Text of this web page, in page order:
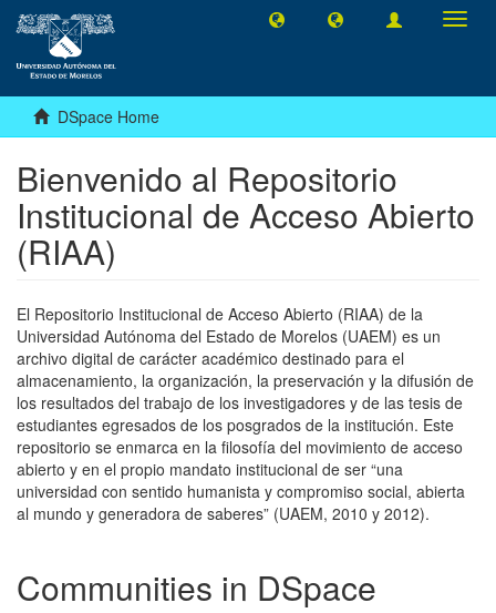
DSpace Home
Bienvenido al Repositorio
Institucional de Acceso Abierto
(RIAA)
El Repositorio Institucional de Acceso Abierto (RIAA) de la
Universidad Autónoma del Estado de Morelos (UAEM) es un
archivo digital de carácter académico destinado para el
almacenamiento, la organización, la preservación y la difusión de
los resultados del trabajo de los investigadores y de las tesis de
estudiantes egresados de los posgrados de la institución. Este
repositorio se enmarca en la filosofía del movimiento de acceso
abierto y en el propio mandato institucional de ser “una
universidad con sentido humanista y compromiso social, abierta
al mundo y generadora de saberes” (UAEM, 2010 y 2012).
Communities in DSpace